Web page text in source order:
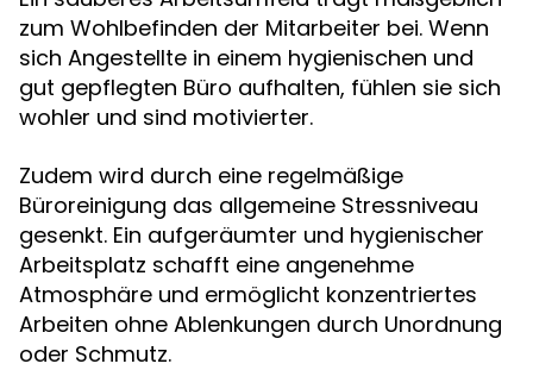
zum Wohlbefinden der Mitarbeiter bei. Wenn
sich Angestellte in einem hygienischen und
gut gepflegten Büro aufhalten, fühlen sie sich
wohler und sind motivierter.
Zudem wird durch eine regelmäßige
Büroreinigung das allgemeine Stressniveau
gesenkt. Ein aufgeräumter und hygienischer
Arbeitsplatz schafft eine angenehme
Atmosphäre und ermöglicht konzentriertes
Arbeiten ohne Ablenkungen durch Unordnung
oder Schmutz.